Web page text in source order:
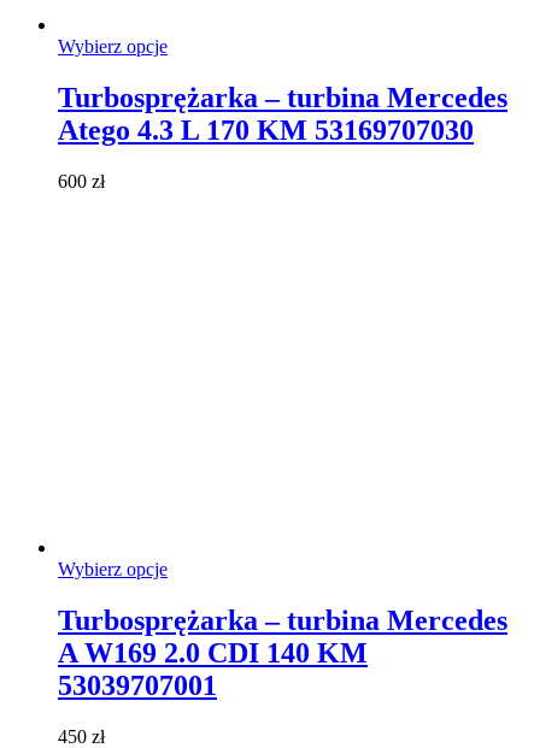
Wybierz opcjeTen
wiele
wariantów.
Turbosprężarka – turbina Mercedes
Atego 4.3 L 170 KM 53169707030
600 zł
Wybierz opcjeTen
wiele
wariantów.
Opcje
można
Turbosprężarka – turbina Mercedes
A W169 2.0 CDI 140 KM
53039707001
450 zł